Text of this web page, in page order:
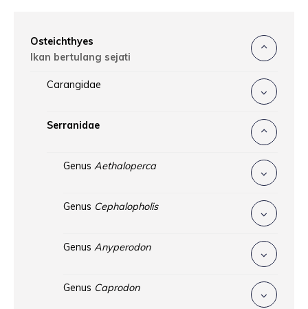
Osteichthyes
Ikan bertulang sejati
Carangidae
Serranidae
Genus Aethaloperca
Genus Cephalopholis
Genus Anyperodon
Genus Caprodon